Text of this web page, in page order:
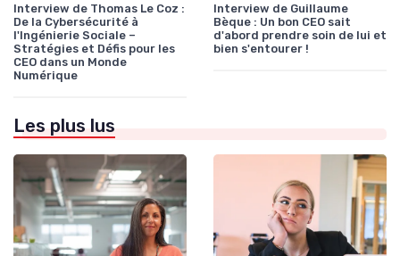
Interview de Thomas Le Coz :
De la Cybersécurité à
l'Ingénierie Sociale –
Stratégies et Défis pour les
CEO dans un Monde
Numérique
Interview de Guillaume
Bèque : Un bon CEO sait
d'abord prendre soin de lui et
bien s'entourer !
Les plus lus